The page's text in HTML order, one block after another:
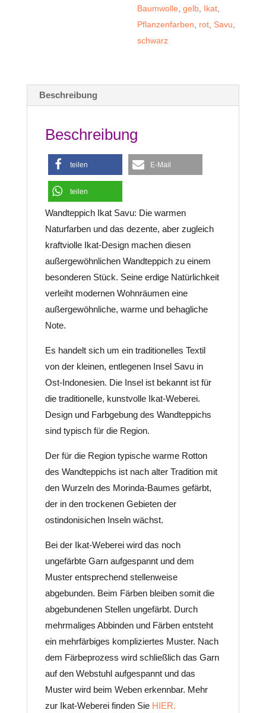
Baumwolle ,gelb Ikat
Pflanzenfarben
rot Savu
schwarz
Beschreibung
Beschreibung
teilen E-Mail
teilen
Wandteppich Ikat Savu: Die warmen
Naturfarben und das dezente, aber zugleich
kraftviolle Ikat-Design machen diesen
außergewöhnlichen Wandteppich zu einem
besonderen Stück. Seine erdige Natürlichkeit
verleiht modernen Wohnräumen eine
außergewöhnliche, warme und behagliche
Note.
Es handelt sich um ein traditionelles Textil
von der kleinen, entlegenen Insel Savu in
Ost-Indonesien. Die Insel ist bekannt ist für
die traditionelle, kunstvolle Ikat-Weberei.
Design und Farbgebung des Wandteppichs
sind typisch für die Region.
Der für die Region typische warme Rotton
des Wandteppichs ist nach alter Tradition mit
den Wurzeln des Morinda-Baumes gefärbt,
der in den trockenen Gebieten der
ostindonisichen Inseln wächst.
Bei der Ikat-Weberei wird das noch
ungefärbte Garn aufgespannt und dem
Muster entsprechend stellenweise
abgebunden. Beim Färben bleiben somit die
abgebundenen Stellen ungefärbt. Durch
mehrmaliges Abbinden und Färben entsteht
ein mehrfärbiges kompliziertes Muster. Nach
dem Färbeprozess wird schließlich das Garn
auf den Webstuhl aufgespannt und das
Muster wird beim Weben erkennbar. Mehr
zur Ikat-Weberei finden Sie HIER.